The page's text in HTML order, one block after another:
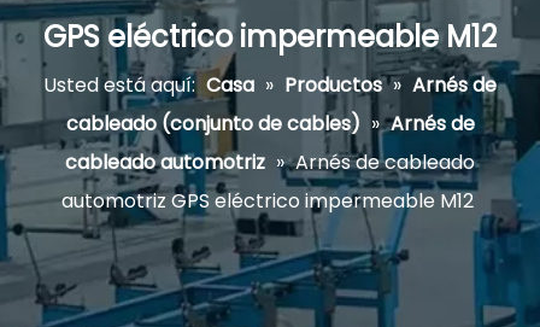
GPS eléctrico impermeable M12
Usted está aquí: Casa » Productos » Arnés de
cableado (conjunto de cables) » Arnés de
cableado automotriz » Arnés de cableado
automotriz GPS eléctrico impermeable M12